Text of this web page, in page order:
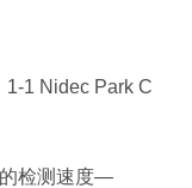
1-1 Nidec Park C
检测速度―